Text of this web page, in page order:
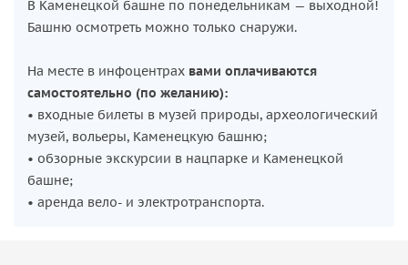
царских мостиках с украшающими их двуглавыми
орлами.
Музей народного быта и старинных технологий
Вы увидите предметы домашнего обихода и утварь, без
которых еще не так давно было немыслимым
существование сельского населения.
• Узнаете культуру, традиции и повседневный быт жителей
В Каменецкой башне по понедельникам — выходной!
Башню осмотреть можно только снаружи.
На месте в инфоцентрах вами оплачиваются
самостоятельно (по желанию):
• входные билеты в музей природы, археологический
музей, вольеры, Каменецкую башню;
• обзорные экскурсии в нацпарке и Каменецкой
башне;
• аренда вело- и электротранспорта.